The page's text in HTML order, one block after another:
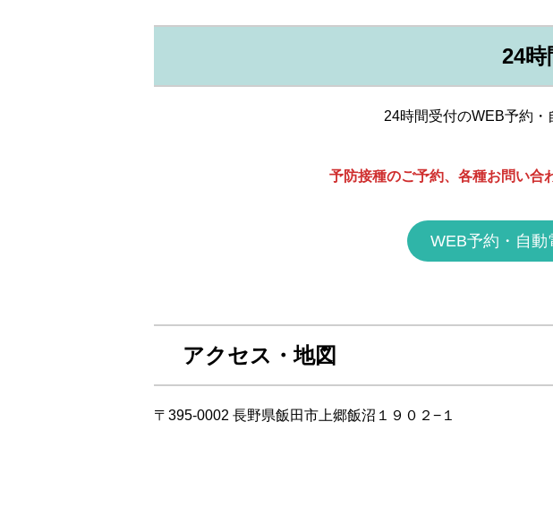
24時
24時間受付のWEB予約・
予防接種のご予約、各種お問い合
WEB予約・自動
アクセス・地図
〒395-0002 長野県飯田市上郷飯沼１９０２−１